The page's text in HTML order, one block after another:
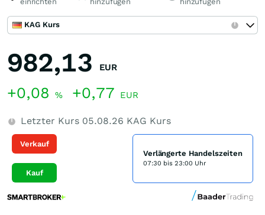
KAG Kurs
982,13 EUR
+0,08 % +0,77 EUR
Letzter Kurs 05.08.26 KAG Kurs
Verkauf
Kauf
Verlängerte Handelszeiten
07:30 bis 23:00 Uhr